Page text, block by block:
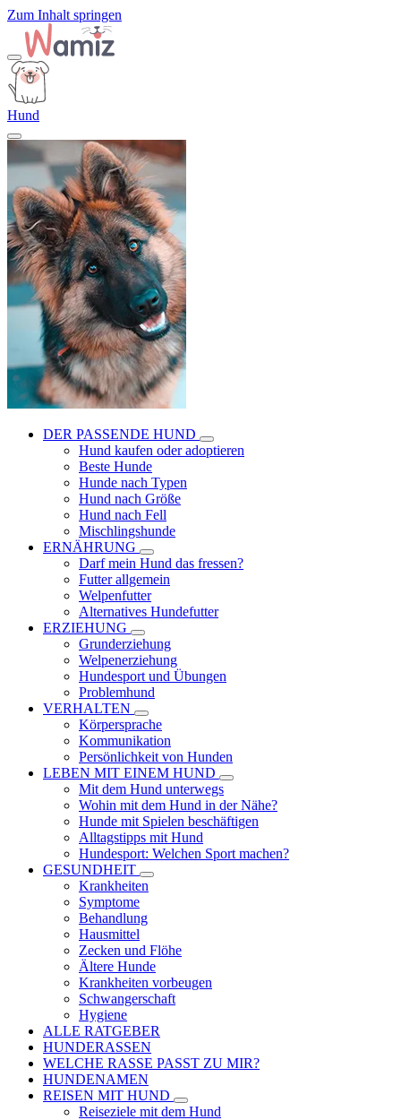
Zum Inhalt springen
Hund
DER PASSENDE HUND
Hund kaufen oder adoptieren
Beste Hunde
Hunde nach Typen
Hund nach Größe
Hund nach Fell
Mischlingshunde
ERNÄHRUNG
Darf mein Hund das fressen?
Futter allgemein
Welpenfutter
Alternatives Hundefutter
ERZIEHUNG
Grunderziehung
Welpenerziehung
Hundesport und Übungen
Problemhund
VERHALTEN
Körpersprache
Kommunikation
Persönlichkeit von Hunden
LEBEN MIT EINEM HUND
Mit dem Hund unterwegs
Wohin mit dem Hund in der Nähe?
Hunde mit Spielen beschäftigen
Alltagstipps mit Hund
Hundesport: Welchen Sport machen?
GESUNDHEIT
Krankheiten
Symptome
Behandlung
Hausmittel
Zecken und Flöhe
Ältere Hunde
Krankheiten vorbeugen
Schwangerschaft
Hygiene
ALLE RATGEBER
HUNDERASSEN
WELCHE RASSE PASST ZU MIR?
HUNDENAMEN
REISEN MIT HUND
Reiseziele mit dem Hund